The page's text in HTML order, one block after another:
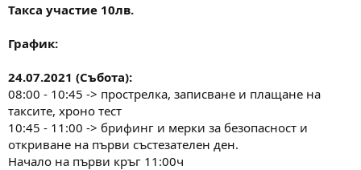
Такса участие 10лв.
График:
24.07.2021 (Събота):
08:00 - 10:45 -> прострелка, записване и плащане на
таксите, хроно тест
10:45 - 11:00 -> брифинг и мерки за безопасност и
откриване на първи състезателен ден.
Начало на първи кръг 11:00ч